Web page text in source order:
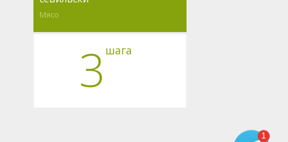
Мясо
3 шага
1